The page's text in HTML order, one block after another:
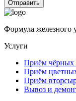
Формула железного
Услуги
Приём чёрных
Приём
Приём
Вывоз и